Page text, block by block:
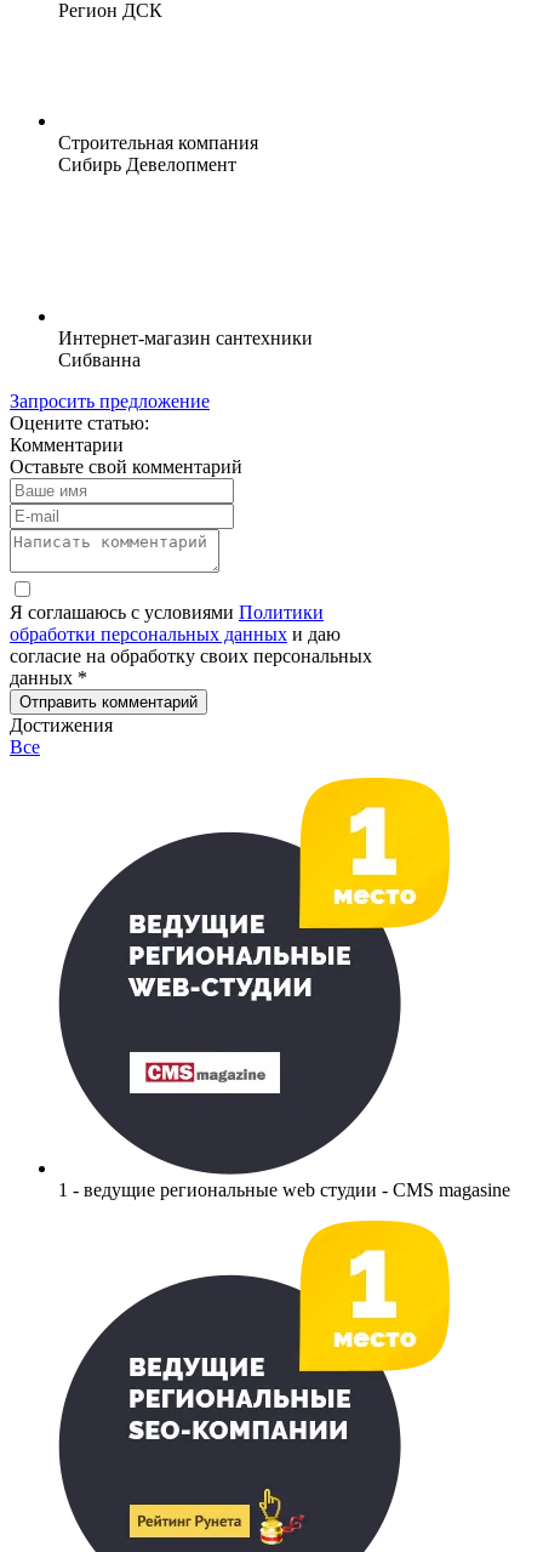
Регион ДСК
Строительная компания
Сибирь Девелопмент
Интернет-магазин сантехники
Сибванна
Запросить предложение
Оцените статью:
Комментарии
Оставьте свой комментарий
Я соглашаюсь с условиями Политики
обработки персональных данных и даю
согласие на обработку своих персональных
данных *
Отправить комментарий
Достижения
Все
1 - ведущие региональные web студии - CMS magasine